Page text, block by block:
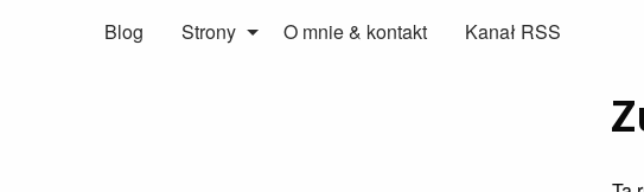
Blog Strony O mnie & kontakt Kanał RSS